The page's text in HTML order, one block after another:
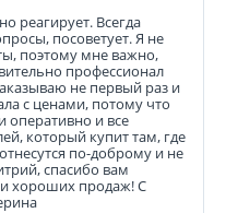
реагирует. Всегда
посоветует. Я не
поэтому мне важно,
профессионал
не первый раз и
с ценами, потому что
оперативно и все
который купит там, где
по-доброму и не
спасибо вам
хороших продаж! С